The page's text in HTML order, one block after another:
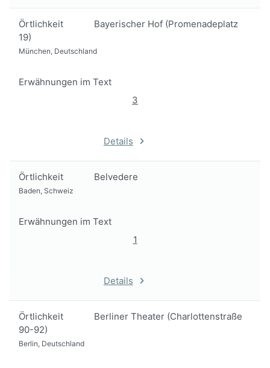
Örtlichkeit
Bayerischer Hof (Promenadeplatz
19)
München, Deutschland
Erwähnungen im Text
3
Details
Örtlichkeit Belvedere
Baden, Schweiz
Erwähnungen im Text
1
Details
Örtlichkeit
Berliner Theater (Charlottenstraße
90-92)
Berlin, Deutschland